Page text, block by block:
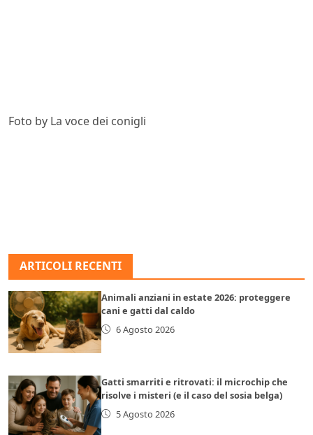
Foto by La voce dei conigli
ARTICOLI RECENTI
Animali anziani in estate 2026: proteggere
cani e gatti dal caldo
6 Agosto 2026
Gatti smarriti e ritrovati: il microchip che
risolve i misteri (e il caso del sosia belga)
5 Agosto 2026